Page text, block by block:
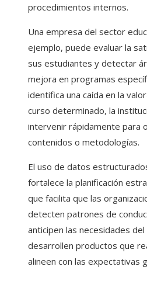
procedimientos internos.
Una empresa del sector
ejemplo, puede evaluar la
sus estudiantes y detectar
mejora en programas
identifica una caída en la
curso determinado, la
intervenir rápidamente para
contenidos o metodologías.
El uso de datos
fortalece la planificación
que facilita que las
detecten patrones de
anticipen las necesidades
desarrollen productos que
alineen con las expectativas